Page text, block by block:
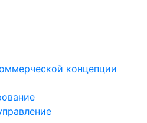
концепции